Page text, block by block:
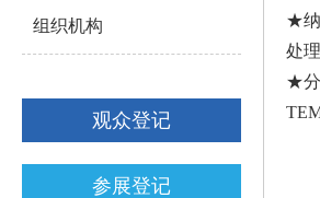
组织机构
观众登记
参展登记
★纳
处
★分